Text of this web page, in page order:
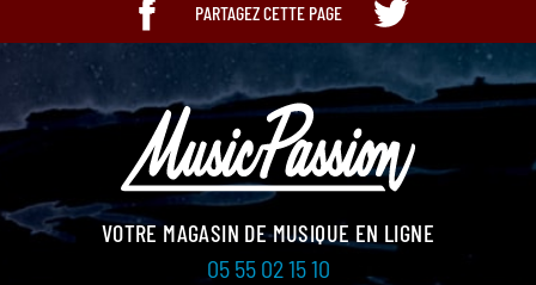
PARTAGEZ CETTE PAGE
VOTRE MAGASIN DE MUSIQUE EN LIGNE
05 55 02 15 10